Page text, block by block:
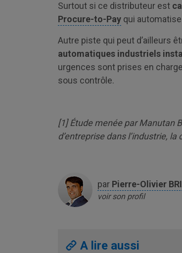
Surtout si ce distributeur est
Procure-to-Pay qui
Autre piste qui peut d’ailleurs
automatiques industriels
urgences sont prises en
sous contrôle.
[1] Étude menée par Manutan
d’entreprise dans l’industrie,
par Pierre-Olivier
voir son profil
A lire aussi